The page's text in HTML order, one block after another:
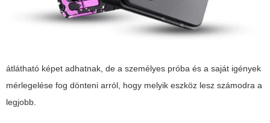
átlátható képet adhatnak, de a személyes próba és a saját igények
mérlegelése fog dönteni arról, hogy melyik eszköz lesz számodra a
legjobb.